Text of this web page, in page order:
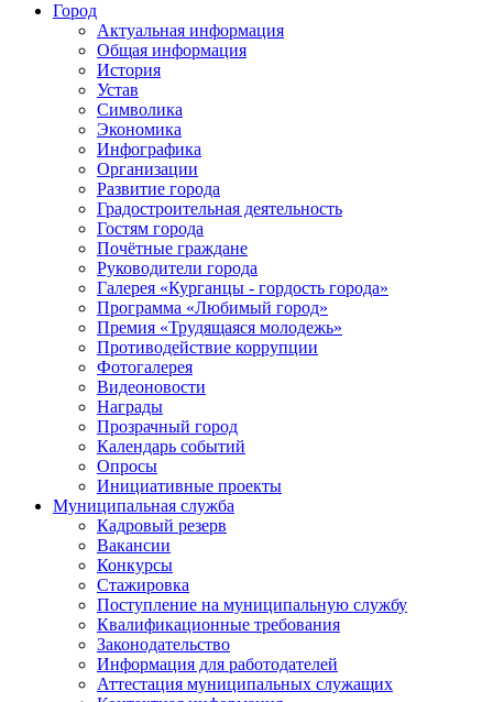
Город
Актуальная информация
Общая информация
История
Устав
Символика
Экономика
Инфографика
Организации
Развитие города
Градостроительная деятельность
Гостям города
Почётные граждане
Руководители города
Галерея «Курганцы - гордость города»
Программа «Любимый город»
Премия «Трудящаяся молодежь»
Противодействие коррупции
Фотогалерея
Видеоновости
Награды
Прозрачный город
Календарь событий
Опросы
Инициативные проекты
Муниципальная служба
Кадровый резерв
Вакансии
Конкурсы
Стажировка
Поступление на муниципальную службу
Квалификационные требования
Законодательство
Информация для работодателей
Аттестация муниципальных служащих